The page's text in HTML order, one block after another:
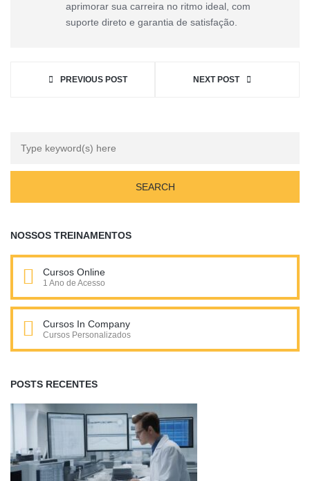
aprimorar sua carreira no ritmo ideal, com
suporte direto e garantia de satisfação.
PREVIOUS POST NEXT POST
NOSSOS TREINAMENTOS
Cursos Online
1 Ano de Acesso
Cursos In Company
Cursos Personalizados
POSTS RECENTES